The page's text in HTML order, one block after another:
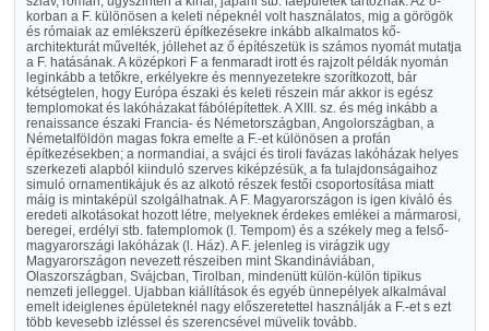
korban a F. különösen a keleti népeknél volt használatos, mig a görögök
és rómaiak az emlékszerü építkezésekre inkább alkalmatos kő-
architekturát művelték, jóllehet az ő építészetük is számos nyomát mutatja
a F. hatásának. A középkori F a fenmaradt irott és rajzolt példák nyomán
leginkább a tetőkre, erkélyekre és mennyezetekre szorítkozott, bár
kétségtelen, hogy Európa északi és keleti részein már akkor is egész
templomokat és lakóházakat fábólépítettek. A XIII. sz. és még inkább a
renaissance északi Francia- és Németországban, Angolországban, a
Németalföldön magas fokra emelte a F.-et különösen a profán
építkezésekben; a normandiai, a svájci és tiroli favázas lakóházak helyes
szerkezeti alapból kiinduló szerves kiképzésük, a fa tulajdonságaihoz
simuló ornamentikájuk és az alkotó részek festői csoportosítása miatt
máig is mintaképül szolgálhatnak. A F. Magyarországon is igen kiváló és
eredeti alkotásokat hozott létre, melyeknek érdekes emlékei a mármarosi,
beregei, erdélyi stb. fatemplomok (l. Tempom) és a székely meg a felső-
magyarországi lakóházak (l. Ház). A F. jelenleg is virágzik ugy
Magyarországon nevezett részeiben mint Skandináviában,
Olaszországban, Svájcban, Tirolban, mindenütt külön-külön tipikus
nemzeti jelleggel. Ujabban kiállítások és egyéb ünnepélyek alkalmával
emelt ideiglenes épületeknél nagy előszeretettel használják a F.-et s ezt
több kevesebb izléssel és szerencsével müvelik tovább.